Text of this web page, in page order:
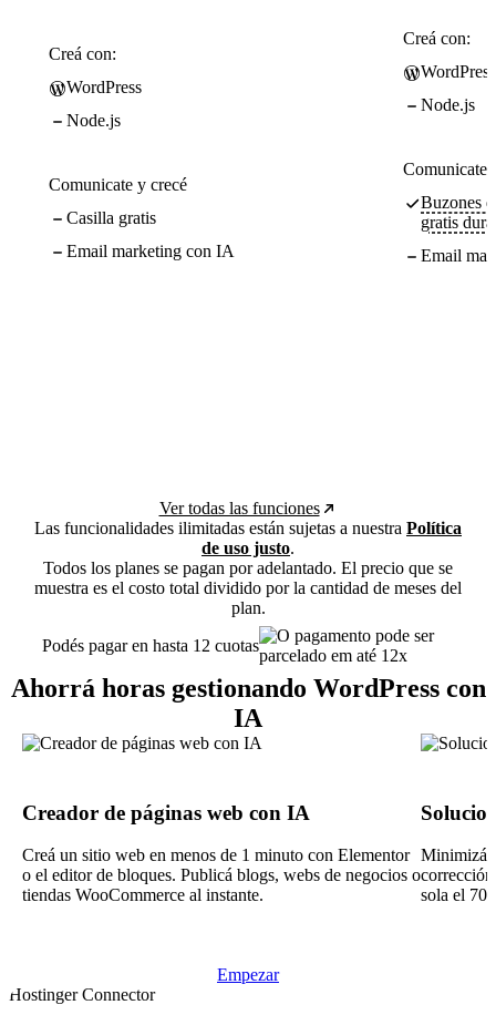
Creá con:
WordPress
Node.js
Comunicate y crecé
Casilla gratis
Email marketing con IA
Creá con:
WordPress
Node.js
Comunicate
Buzones
gratis
Email
Ver todas las funciones
Las funcionalidades ilimitadas están sujetas a nuestra Política
de uso justo.
Todos los planes se pagan por adelantado. El precio que se
muestra es el costo total dividido por la cantidad de meses del
plan.
Podés pagar en hasta 12 cuotas
Ahorrá horas gestionando WordPress con
IA
Creador de páginas web con IA
Creá un sitio web en menos de 1 minuto con Elementor
o el editor de bloques. Publicá blogs, webs de negocios o
tiendas WooCommerce al instante.
Minimizá
sola el
Empezar
Hostinger Connector